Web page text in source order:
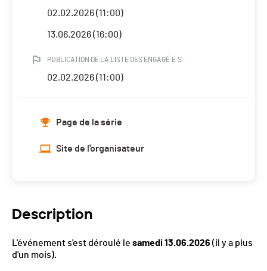
02.02.2026 (11:00)
13.06.2026 (16:00)
PUBLICATION DE LA LISTE DES ENGAGÉ·E·S
02.02.2026 (11:00)
Page de la série
Site de l'organisateur
Description
L'événement s'est déroulé le samedi 13.06.2026 (il y a plus
d'un mois).